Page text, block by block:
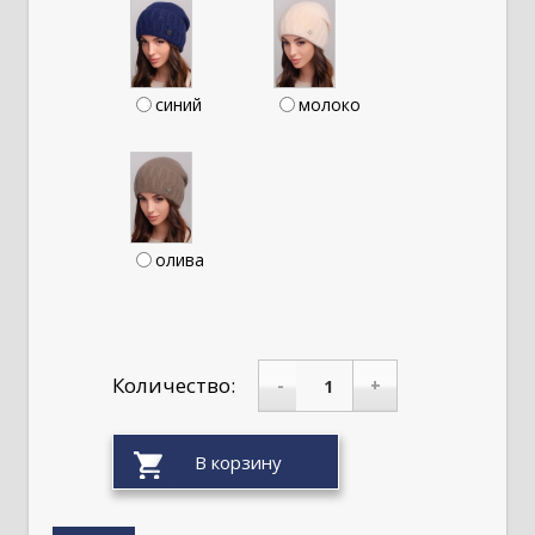
синий молоко
олива
Количество: - +